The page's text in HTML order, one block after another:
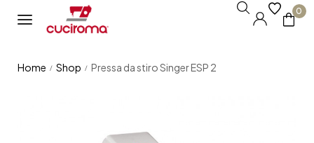
0
Home / Shop / Pressa da stiro Singer ESP 2